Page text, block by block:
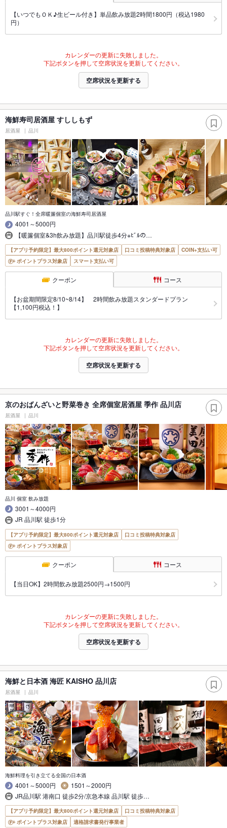
【いつでもＯＫ♪生ビール付き】単品飲み放題2時間1800円（税込1980
円）
カレンダーの更新に失敗しました。
下記ボタンを押して空席状況を更新してください。
空席状況を更新する
海鮮寿司居酒屋 すししもず
居酒屋 品川
品川駅すぐ！全席暖簾個室の海鮮寿司居酒屋
4001～5000円
【暖簾個室&3h飲み放題】品川駅徒歩4分※ﾋﾞﾙの…
【アプリ予約限定】最大800ポイント還元対象店 口コミ投稿特典対象店
COIN+支払い可
ポイントプラス対象店
スマート支払い可
クーポン コース
【お盆期間限定8/10~8/14】 2時間飲み放題スタンダードプラン
【1,100円税込！】
カレンダーの更新に失敗しました。
下記ボタンを押して空席状況を更新してください。
空席状況を更新する
京のおばんざいと野菜巻き 全席個室居酒屋 季作 品川店
居酒屋 品川
品川 個室 飲み放題
3001～4000円
JR 品川駅 徒歩1分
【アプリ予約限定】最大800ポイント還元対象店
口コミ投稿特典対象店
ポイントプラス対象店
クーポン コース
【当日OK】2時間飲み放題2500円→1500円
カレンダーの更新に失敗しました。
下記ボタンを押して空席状況を更新してください。
空席状況を更新する
海鮮と日本酒 海匠 KAISHO 品川店
居酒屋 品川
海鮮料理を引き立てる全国の日本酒
4001～5000円
1501～2000円
JR品川駅 港南口 徒歩2分/京急本線 品川駅 徒歩…
【アプリ予約限定】最大800ポイント還元対象店
口コミ投稿特典対象店
ポイントプラス対象店
適格請求書発行事業者